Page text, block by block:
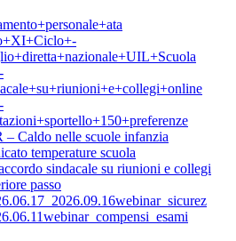
– Caldo nelle scuole infanzia
temperature scuola
sindacale su riunioni e collegi
passo